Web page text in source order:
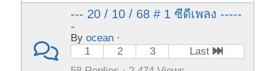
--- 20 / 10 / 68 # 1 ซีดีเพลง -----
-
Byocean ·
1
2 3
Last